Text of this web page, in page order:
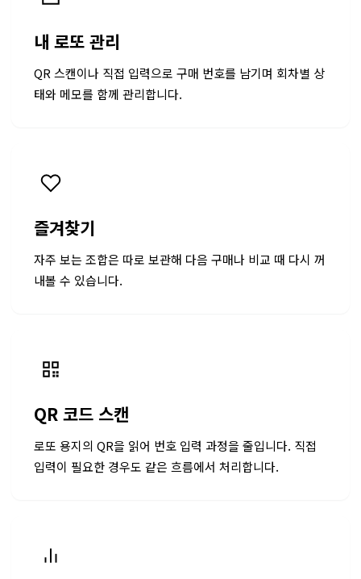
내 로또 관리
QR 스캔이나 직접 입력으로 구매 번호를 남기며 회차별 상
태와 메모를 함께 관리합니다.
즐겨찾기
자주 보는 조합은 따로 보관해 다음 구매나 비교 때 다시 꺼
내볼 수 있습니다.
QR 코드 스캔
로또 용지의 QR을 읽어 번호 입력 과정을 줄입니다. 직접
입력이 필요한 경우도 같은 흐름에서 처리합니다.